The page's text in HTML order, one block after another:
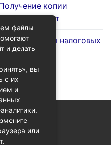
Получение копии
жилой объект
Оптимизация налоговых
файлы
и делать
вы
с их
и
или